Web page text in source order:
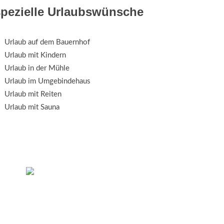
Urlaubswünsche
Urlaub auf dem Bauernhof
Urlaub mit Kindern
Urlaub in der Mühle
Urlaub im Umgebindehaus
Urlaub mit Reiten
Urlaub mit Sauna